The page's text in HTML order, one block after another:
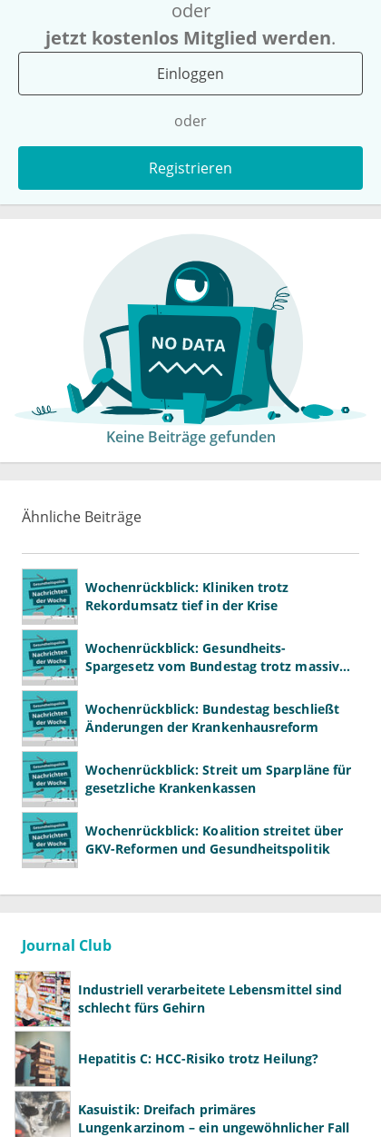
oder
jetzt kostenlos Mitglied werden.
Einloggen
oder
Registrieren
Keine Beiträge gefunden
Ähnliche Beiträge
Wochenrückblick: Kliniken trotz
Rekordumsatz tief in der Krise
Wochenrückblick: Gesundheits-
Spargesetz vom Bundestag trotz massiver
Wochenrückblick: Bundestag beschließt
Änderungen der Krankenhausreform
Wochenrückblick: Streit um Sparpläne für
gesetzliche Krankenkassen
Wochenrückblick: Koalition streitet über
GKV-Reformen und Gesundheitspolitik
Journal Club
Industriell verarbeitete Lebensmittel sind
schlecht fürs Gehirn
Hepatitis C: HCC-Risiko trotz Heilung?
Kasuistik: Dreifach primäres
Lungenkarzinom – ein ungewöhnlicher Fall